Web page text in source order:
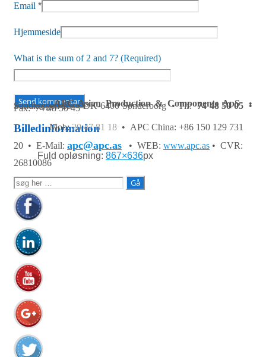
Email *
Hjemmeside
What is the sum of 2 and 7? (Required)
Billedinformation
Fuld opløsning: 867×636px
APC Asian Production & Components ApS•
Sundkrogen 35 • DK-6400 Sønderborg • Tlf:74 48 50 05•
Fax: 74 48 50 45
Mob:20 47 81 18 • APC China: +86 150 129 731
20 • E-Mail: apc@apc.as • WEB: www.apc.as • CVR:
26810086
Søg
efter: